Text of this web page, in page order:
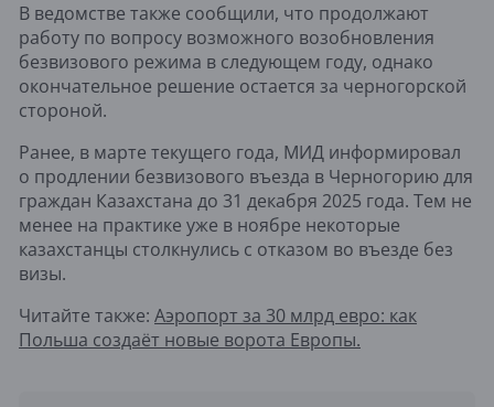
В ведомстве также сообщили, что продолжают
работу по вопросу возможного возобновления
безвизового режима в следующем году, однако
окончательное решение остается за черногорской
стороной.
Ранее, в марте текущего года, МИД информировал
о продлении безвизового въезда в Черногорию для
граждан Казахстана до 31 декабря 2025 года. Тем не
менее на практике уже в ноябре некоторые
казахстанцы столкнулись с отказом во въезде без
визы.
Читайте также: Аэропорт за 30 млрд евро: как
Польша создаёт новые ворота Европы.